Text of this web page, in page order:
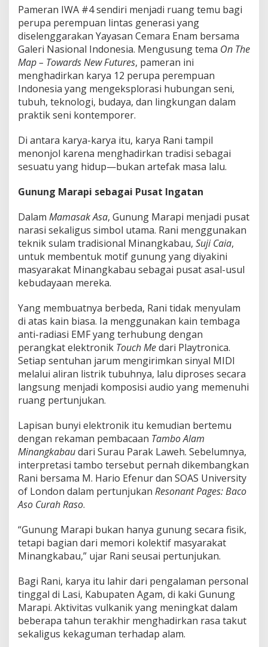
b
a
u
Pameran IWA #4 sendiri menjadi ruang temu bagi
perupa perempuan lintas generasi yang
diselenggarakan Yayasan Cemara Enam bersama
Galeri Nasional Indonesia. Mengusung tema On The
Map – Towards New Futures, pameran ini
menghadirkan karya 12 perupa perempuan
Indonesia yang mengeksplorasi hubungan seni,
tubuh, teknologi, budaya, dan lingkungan dalam
praktik seni kontemporer.
Di antara karya-karya itu, karya Rani tampil
menonjol karena menghadirkan tradisi sebagai
sesuatu yang hidup—bukan artefak masa lalu.
Gunung Marapi sebagai Pusat Ingatan
Dalam Mamasak Asa, Gunung Marapi menjadi pusat
narasi sekaligus simbol utama. Rani menggunakan
teknik sulam tradisional Minangkabau, Suji Caia,
untuk membentuk motif gunung yang diyakini
masyarakat Minangkabau sebagai pusat asal-usul
kebudayaan mereka.
Yang membuatnya berbeda, Rani tidak menyulam
di atas kain biasa. Ia menggunakan kain tembaga
anti-radiasi EMF yang terhubung dengan
perangkat elektronik Touch Medari Playtronica.
Setiap sentuhan jarum mengirimkan sinyal MIDI
melalui aliran listrik tubuhnya, lalu diproses secara
langsung menjadi komposisi audio yang memenuhi
ruang pertunjukan.
Lapisan bunyi elektronik itu kemudian bertemu
dengan rekaman pembacaan Tambo Alam
Minangkabaudari Surau Parak Laweh. Sebelumnya,
interpretasi tambo tersebut pernah dikembangkan
Rani bersama M. Hario Efenur dan SOAS University
of London dalam pertunjukan Resonant Pages: Baco
Aso Curah Raso.
“Gunung Marapi bukan hanya gunung secara fisik,
tetapi bagian dari memori kolektif masyarakat
Minangkabau,” ujar Rani seusai pertunjukan.
Bagi Rani, karya itu lahir dari pengalaman personal
tinggal di Lasi, Kabupaten Agam, di kaki Gunung
Marapi. Aktivitas vulkanik yang meningkat dalam
beberapa tahun terakhir menghadirkan rasa takut
sekaligus kekaguman terhadap alam.